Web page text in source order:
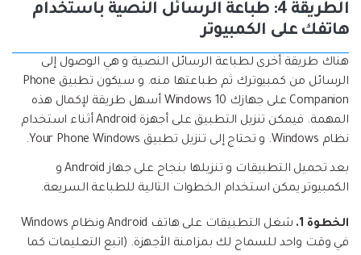
الطريقة 4: طباعة الرسائل النصية باستخدام
هاتفك على الكمبيوتر
هناك طريقة أخرى لطباعة الرسائل النصية و هي الوصول إلى
الرسائل من كمبيوترك ثم طباعتها منه. و سيكون تطبيق Phone
Companion على جهازك Windows 10 أسهل طريقة لإكمال هذه
المهمة. فيمكن تنزيل التطبيق على أجهزة Android أثناء استخدام
نظام Windows. و تحتاج إلى تنزيل تطبيق Your Phone Windows.
بعد تحميل التطبيقات و تنزيلها بنجاح على جهاز Android و
الكمبيوتر يمكن استخدام الخطوات التالية للطباعة السريعة.
الخطوة 1.
شغل التطبيقات على هاتف Android ونظام Windows
في وقت واحد للسماح لك بمزامنة الأجهزة. (اتبع التعليمات كما